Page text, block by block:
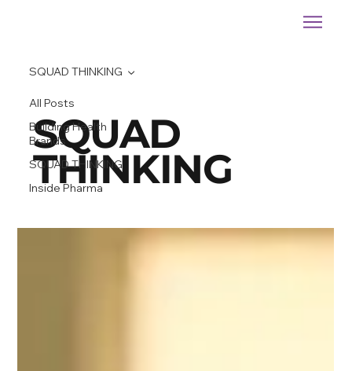
All Posts
Building Health
Brands
SQUAD THINKING
Inside Pharma
SQUAD THINKING
SQUAD
THINKING